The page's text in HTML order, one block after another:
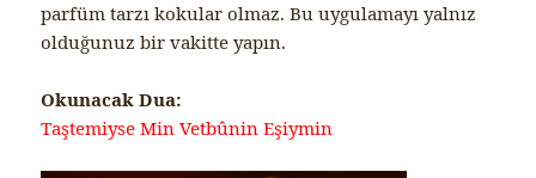
parfüm tarzı kokular olmaz. Bu uygulamayı yalnız
olduğunuz bir vakitte yapın.
Okunacak Dua:
Taştemiyse Min Vetbûnin Eşiymin